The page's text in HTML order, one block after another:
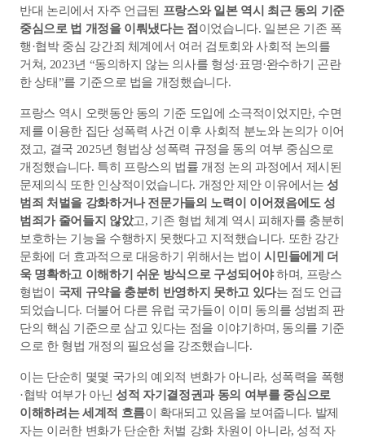
반대 논리에서 자주 언급된 프랑스와 일본 역시 최근 동의 기준
중심으로 법 개정을 이뤄냈다는 점 이었습니다. 일본은 기존 폭
행·협박 중심 강간죄 체계에서 여러 검토회와 사회적 논의를
거쳐, 2023년 “동의하지 않는 의사를 형성·표명·완수하기 곤란
한 상태”를 기준으로 법을 개정했습니다.
프랑스 역시 오랫동안 동의 기준 도입에 소극적이었지만, 수면
제를 이용한 집단 성폭력 사건 이후 사회적 분노와 논의가 이어
졌고, 결국 2025년 형법상 성폭력 규정을 동의 여부 중심으로
개정했습니다. 특히 프랑스의 법률 개정 논의 과정에서 제시된
문제의식 또한 인상적이었습니다. 개정안 제안 이유에서는 성
범죄 처벌을 강화하거나 전문가들의 노력이 이어졌음에도 성
범죄가 줄어들지 않았고, 기존 형법 체계 역시 피해자를 충분히
보호하는 기능을 수행하지 못했다고 지적했습니다. 또한 강간
문화에 더 효과적으로 대응하기 위해서는 법이 시민들에게 더
욱 명확하고 이해하기 쉬운 방식으로 구성되어야 하며, 프랑스
형법이 국제 규약을 충분히 반영하지 못하고 있다는 점도 언급
되었습니다. 더불어 다른 유럽 국가들이 이미 동의를 성범죄 판
단의 핵심 기준으로 삼고 있다는 점을 이야기하며, 동의를 기준
으로 한 형법 개정의 필요성을 강조했습니다.
이는 단순히 몇몇 국가의 예외적 변화가 아니라, 성폭력을 폭행
·협박 여부가 아닌 성적 자기결정권과 동의 여부를 중심으로
이해하려는 세계적 흐름이 확대되고 있음을 보여줍니다. 발제
자는 이러한 변화가 단순한 처벌 강화 차원이 아니라, 성적 자